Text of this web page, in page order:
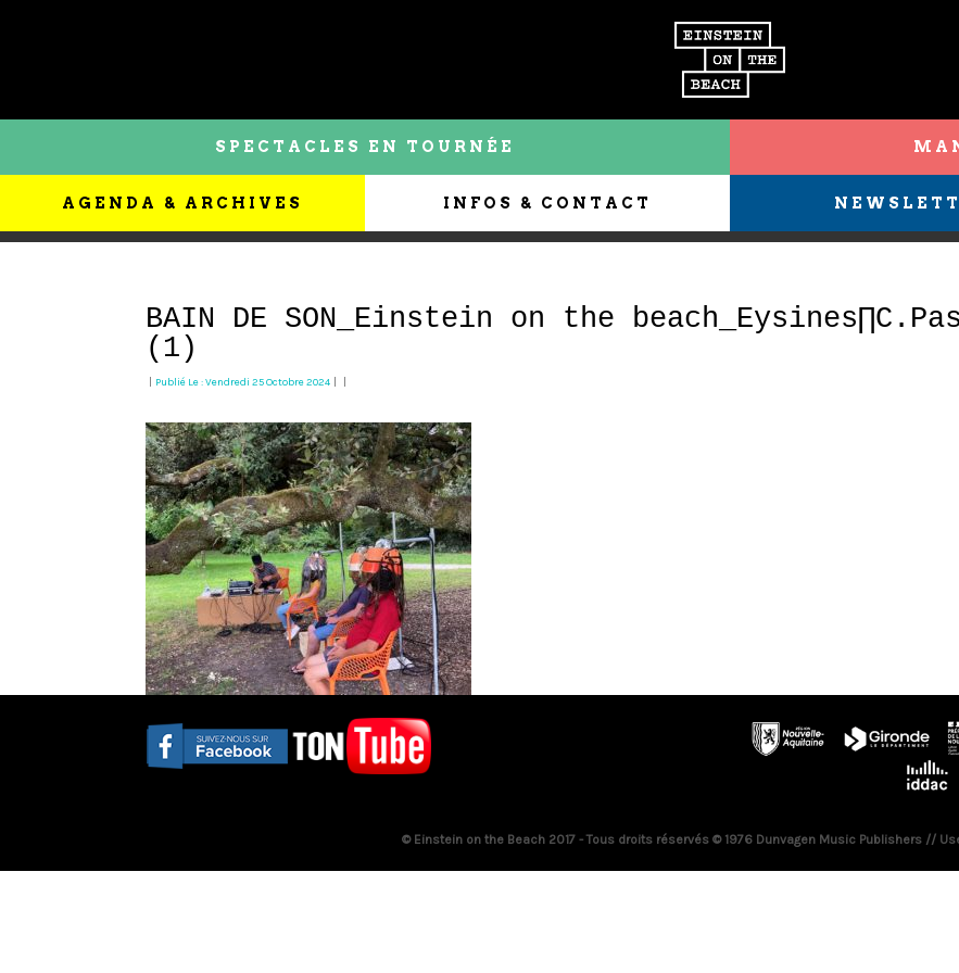
SPECTACLES EN TOURNÉE
AGENDA & ARCHIVES INFOS & CONTACT
BAIN DE SON_Einstein on the
(1)
Publié Le : Vendredi 25 Octobre 2024
© Einstein on the Beach 2017 - Tous droits réservés © 1976 Dunvagen Music Publishers //